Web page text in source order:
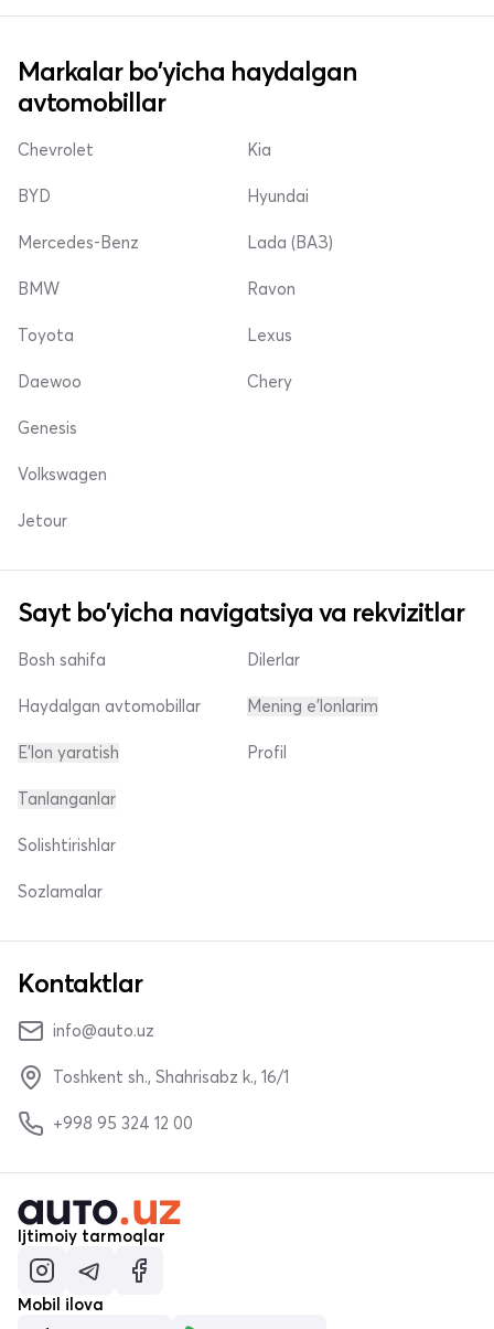
Markalar bo'yicha haydalgan
avtomobillar
Chevrolet
BYD
Mercedes-Benz
Kia
Hyundai
Lada (ВАЗ)
BMW
Toyota
Daewoo
Ravon
Lexus
Chery
Genesis
Volkswagen
Jetour
Sayt bo'yicha navigatsiya va rekvizitlar
Bosh sahifa
Haydalgan avtomobillar
E'lon yaratish
Dilerlar
Mening e'lonlarim
Profil
Tanlanganlar
Solishtirishlar
Sozlamalar
Kontaktlar
info@auto.uz
Toshkent sh., Shahrisabz k., 16/1
+998 95 324 12 00
Ijtimoiy tarmoqlar
Mobil ilova